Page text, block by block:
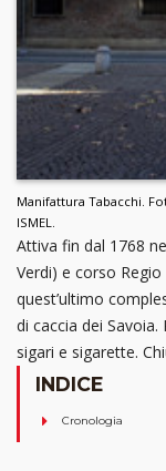
Manifattura Tabacchi.
ISMEL.
Attiva fin dal 1768
Verdi) e corso
quest’ultimo
di caccia dei
sigari e sigarette.
INDICE
Cronologia